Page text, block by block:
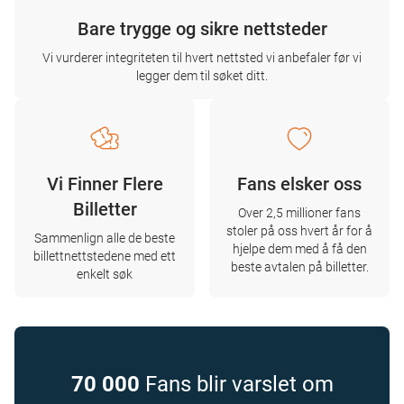
Bare trygge og sikre nettsteder
Vi vurderer integriteten til hvert nettsted vi anbefaler før vi
legger dem til søket ditt.
Vi Finner Flere
Billetter
Sammenlign alle de beste
billettnettstedene med ett
enkelt søk
Fans elsker oss
Over 2,5 millioner fans
stoler på oss hvert år for å
hjelpe dem med å få den
beste avtalen på billetter.
70 000 Fans blir varslet om